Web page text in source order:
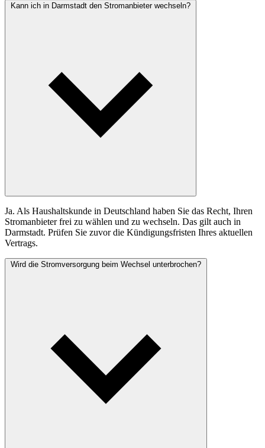
Kann ich in Darmstadt den Stromanbieter wechseln?
Ja. Als Haushaltskunde in Deutschland haben Sie das Recht, Ihren
Stromanbieter frei zu wählen und zu wechseln. Das gilt auch in
Darmstadt. Prüfen Sie zuvor die Kündigungsfristen Ihres aktuellen
Vertrags.
Wird die Stromversorgung beim Wechsel unterbrochen?